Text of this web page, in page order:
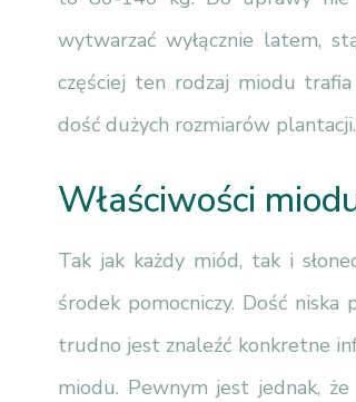
wytwarzać wyłącznie latem,
częściej ten rodzaj miodu
dość dużych rozmiarów plantacji.
Właściwości
Tak jak każdy miód, tak i
środek pomocniczy. Dość
trudno jest znaleźć konkretne
miodu. Pewnym jest jednak,